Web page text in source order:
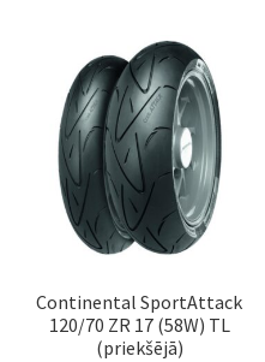
Continental SportAttack
120/70 ZR 17 (58W) TL
(priekšējā)